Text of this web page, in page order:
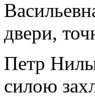
двери,
Петр
силою